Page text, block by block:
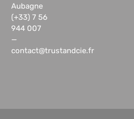
Aubagne
(+33) 7 56
944 007
—
contact@trustandcie.fr